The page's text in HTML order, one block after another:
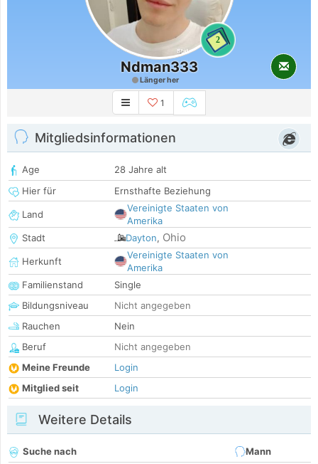
2
Ndman333
Länger her
1
Mitgliedsinformationen
Age
28 Jahre alt
Hier für
Ernsthafte Beziehung
Land
Vereinigte Staaten von
Amerika
Stadt
Dayton, Ohio
Herkunft
Vereinigte Staaten von
Amerika
Familienstand
Single
Bildungsniveau
Nicht angegeben
Rauchen
Nein
Beruf
Nicht angegeben
Meine Freunde
Login
Mitglied seit
Login
Weitere Details
Suche nach
Mann